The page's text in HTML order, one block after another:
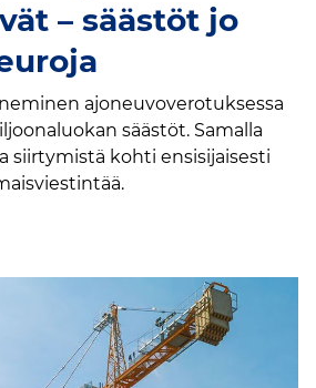
– säästöt jo
ajoneuvoverotuksessa
säästöt. Samalla
siirtymistä kohti ensisijaisesti